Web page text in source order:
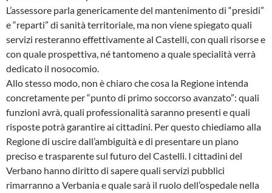
L’assessore parla genericamente del mantenimento di “presidi”
e “reparti” di sanità territoriale, ma non viene spiegato quali
servizi resteranno effettivamente al Castelli, con quali risorse e
con quale prospettiva, né tantomeno a quale specialità verrà
dedicato il nosocomio.
Allo stesso modo, non è chiaro che cosa la Regione intenda
concretamente per “punto di primo soccorso avanzato”: quali
funzioni avrà, quali professionalità saranno presenti e quali
risposte potrà garantire ai cittadini. Per questo chiediamo alla
Regione di uscire dall’ambiguità e di presentare un piano
preciso e trasparente sul futuro del Castelli. I cittadini del
Verbano hanno diritto di sapere quali servizi pubblici
rimarranno a Verbania e quale sarà il ruolo dell’ospedale nella